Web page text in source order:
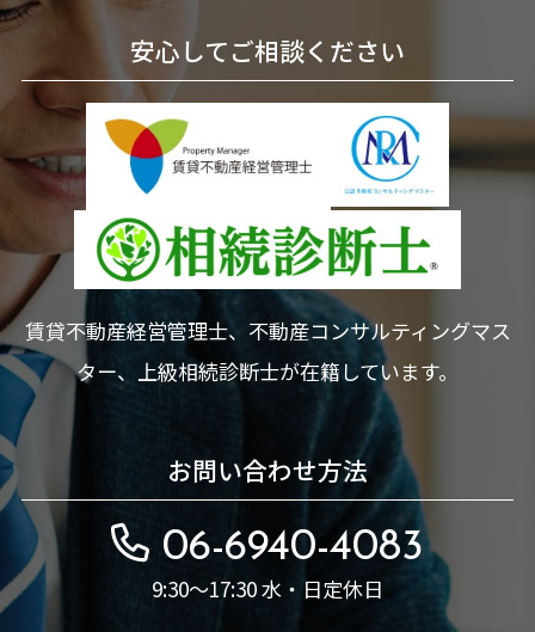
安心してご相談ください
賃貸不動産経営管理士、不動産コンサルティングマス
ター、上級相続診断士が在籍しています。
お問い合わせ方法
06-6940-4083
9:30～17:30 水・日定休日